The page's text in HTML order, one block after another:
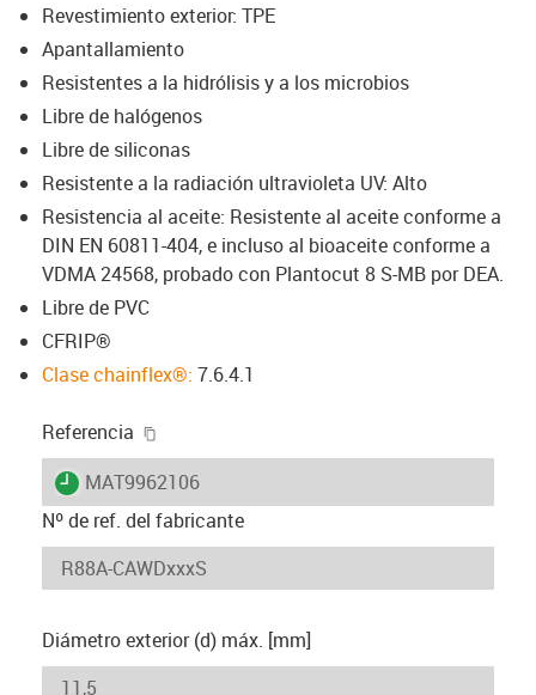
Revestimiento exterior: TPE
Apantallamiento
Resistentes a la hidrólisis y a los microbios
Libre de halógenos
Libre de siliconas
Resistente a la radiación ultravioleta UV: Alto
Resistencia al aceite: Resistente al aceite conforme a
DIN EN 60811-404, e incluso al bioaceite conforme a
VDMA 24568, probado con Plantocut 8 S-MB por DEA.
Libre de PVC
CFRIP®
Clase chainflex®: 7.6.4.1
Referencia
igus-icon-lieferzeit
MAT9962106
Nº de ref. del fabricante
Diámetro exterior (d) máx. [mm]